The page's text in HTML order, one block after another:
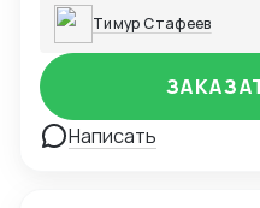
Тимур Стафеев
Написать